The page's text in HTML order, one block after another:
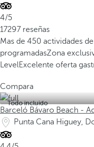
4/5
17297 reseñas
Mas de 450 actividades
programadasZona
LevelExcelente oferta
Compara
Todo incluido
Barceló Bávaro Beach -
Punta Cana Higuey,